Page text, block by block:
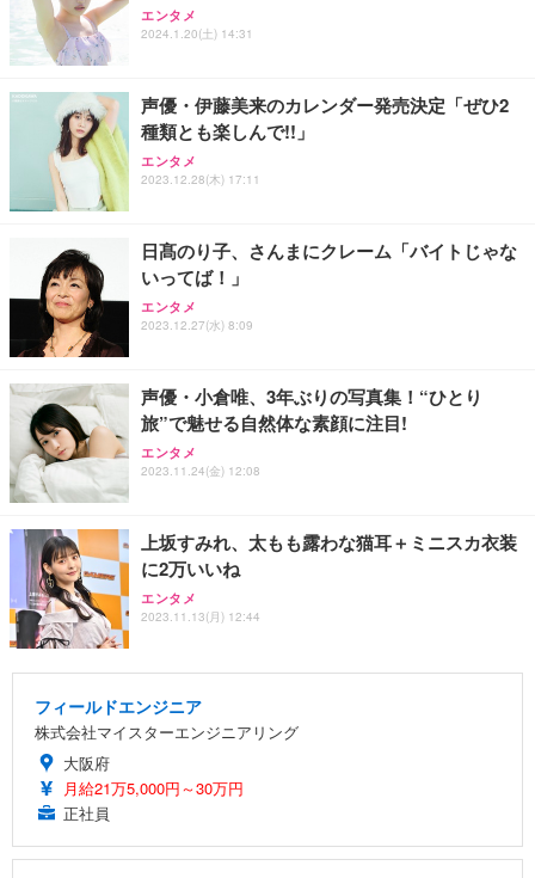
エンタメ
2024.1.20(土) 14:31
声優・伊藤美来のカレンダー発売決定「ぜひ2
種類とも楽しんで!!」
エンタメ
2023.12.28(木) 17:11
日髙のり子、さんまにクレーム「バイトじゃな
いってば！」
エンタメ
2023.12.27(水) 8:09
声優・小倉唯、3年ぶりの写真集！“ひとり
旅”で魅せる自然体な素顔に注目!
エンタメ
2023.11.24(金) 12:08
上坂すみれ、太もも露わな猫耳＋ミニスカ衣装
に2万いいね
エンタメ
2023.11.13(月) 12:44
フィールドエンジニア
株式会社マイスターエンジニアリング
大阪府
月給21万5,000円～30万円
正社員